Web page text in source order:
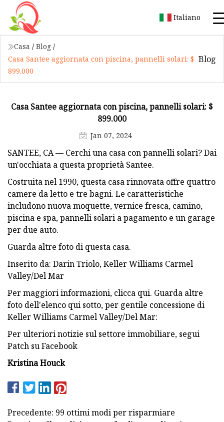
Italiano
Casa / Blog /
Casa Santee aggiornata con piscina, pannelli solari: $
899.000
Blog
Casa Santee aggiornata con piscina, pannelli solari: $
899.000
Jan 07, 2024
SANTEE, CA — Cerchi una casa con pannelli solari? Dai
un'occhiata a questa proprietà Santee.
Costruita nel 1990, questa casa rinnovata offre quattro
camere da letto e tre bagni. Le caratteristiche
includono nuova moquette, vernice fresca, camino,
piscina e spa, pannelli solari a pagamento e un garage
per due auto.
Guarda altre foto di questa casa.
Inserito da: Darin Triolo, Keller Williams Carmel
Valley/Del Mar
Per maggiori informazioni, clicca qui. Guarda altre
foto dell'elenco qui sotto, per gentile concessione di
Keller Williams Carmel Valley/Del Mar:
Per ulteriori notizie sul settore immobiliare, segui
Patch su Facebook
Kristina Houck
Precedente: 99 ottimi modi per risparmiare